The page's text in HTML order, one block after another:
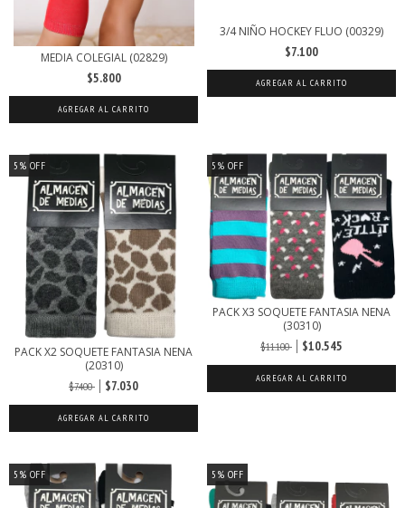
MEDIA COLEGIAL (02829)
$5.800
AGREGAR AL CARRITO
3/4 NIÑO HOCKEY FLUO (00329)
$7.100
AGREGAR AL CARRITO
5 % OFF
PACK X2 SOQUETE FANTASIA NENA
(20310)
$7.400 $7.030
AGREGAR AL CARRITO
5 % OFF
PACK X3 SOQUETE FANTASIA NENA
(30310)
$11.100 $10.545
AGREGAR AL CARRITO
5 % OFF 5 % OFF